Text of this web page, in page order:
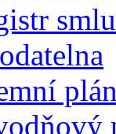
plán